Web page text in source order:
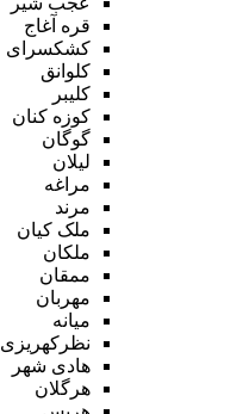
قره آغاج
کشکسرای
کلوانق
کلیبر
کوزه کنان
گوگان
لیلان
مراغه
مرند
ملک کیان
ملکان
ممقان
مهربان
میانه
نظرکهریزی
هادی شهر
هرگلان